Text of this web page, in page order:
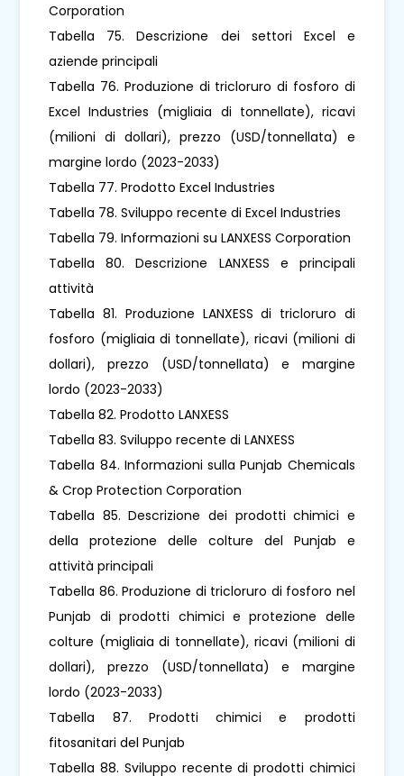
Corporation
Tabella 75. Descrizione dei settori Excel e
aziende principali
Tabella 76. Produzione di tricloruro di fosforo di
Excel Industries (migliaia di tonnellate), ricavi
(milioni di dollari), prezzo (USD/tonnellata) e
margine lordo (2023-2033)
Tabella 77. Prodotto Excel Industries
Tabella 78. Sviluppo recente di Excel Industries
Tabella 79. Informazioni su LANXESS Corporation
Tabella 80. Descrizione LANXESS e principali
attività
Tabella 81. Produzione LANXESS di tricloruro di
fosforo (migliaia di tonnellate), ricavi (milioni di
dollari), prezzo (USD/tonnellata) e margine
lordo (2023-2033)
Tabella 82. Prodotto LANXESS
Tabella 83. Sviluppo recente di LANXESS
Tabella 84. Informazioni sulla Punjab Chemicals
& Crop Protection Corporation
Tabella 85. Descrizione dei prodotti chimici e
della protezione delle colture del Punjab e
attività principali
Tabella 86. Produzione di tricloruro di fosforo nel
Punjab di prodotti chimici e protezione delle
colture (migliaia di tonnellate), ricavi (milioni di
dollari), prezzo (USD/tonnellata) e margine
lordo (2023-2033)
Tabella 87. Prodotti chimici e prodotti
fitosanitari del Punjab
Tabella 88. Sviluppo recente di prodotti chimici